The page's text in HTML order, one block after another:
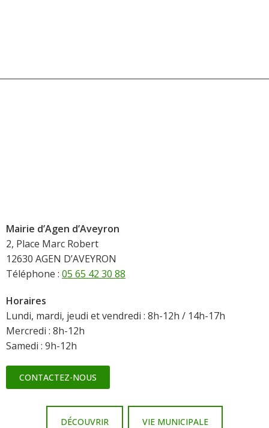
Mairie d’Agen d’Aveyron
2, Place Marc Robert
12630 AGEN D’AVEYRON
Téléphone : 05 65 42 30 88
Horaires
Lundi, mardi, jeudi et vendredi : 8h-12h / 14h-17h
Mercredi : 8h-12h
Samedi : 9h-12h
CONTACTEZ-NOUS
DÉCOUVRIR VIE MUNICIPALE